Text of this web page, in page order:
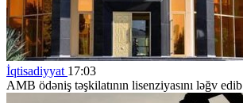
İqtisadiyyat 17:03
AMB ödəniş təşkilatının lisenziyasını ləğv edib